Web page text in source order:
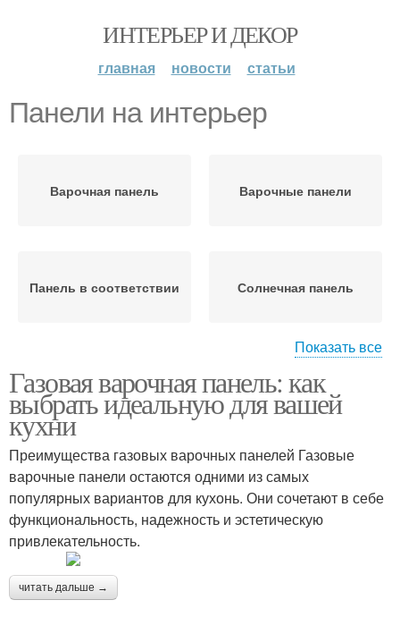
ИНТЕРЬЕР И ДЕКОР
главная новости статьи
Панели на интерьер
Варочная панель Варочные панели
Панель в соответствии Солнечная панель
Панели при выборе
Показать все
Газовая варочная панель: как
выбрать идеальную для вашей
кухни
Преимущества газовых варочных панелей Газовые
варочные панели остаются одними из самых
популярных вариантов для кухонь. Они сочетают в себе
функциональность, надежность и эстетическую
привлекательность.
читать дальше →